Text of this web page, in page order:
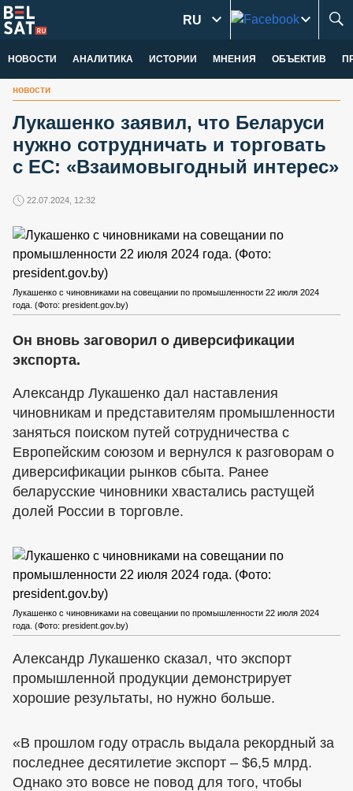
НОВОСТИ АНАЛИТИКА ИСТОРИИ МНЕНИЯ ОБЪЕКТИВ
RU
новости
Лукашенко заявил, что Беларуси
нужно сотрудничать и торговать
с ЕС: «Взаимовыгодный интерес»
22.07.2024, 12:32
Лукашенко с чиновниками на совещании по промышленности 22 июля 2024
года. (Фото: president.gov.by)
Он вновь заговорил о диверсификации
экспорта.
Александр Лукашенко дал наставления
чиновникам и представителям промышленности
заняться поиском путей сотрудничества с
Европейским союзом и вернулся к разговорам о
диверсификации рынков сбыта. Ранее
беларусские чиновники хвастались растущей
долей России в торговле.
Лукашенко с чиновниками на совещании по промышленности 22 июля 2024
года. (Фото: president.gov.by)
Александр Лукашенко сказал, что экспорт
промышленной продукции демонстрирует
хорошие результаты, но нужно больше.
«В прошлом году отрасль выдала рекордный за
последнее десятилетие экспорт – $6,5 млрд.
Однако это вовсе не повод для того, чтобы